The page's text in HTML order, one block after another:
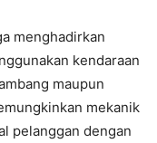
menghadirkan
kendaraan
maupun
mekanik
pelanggan dengan